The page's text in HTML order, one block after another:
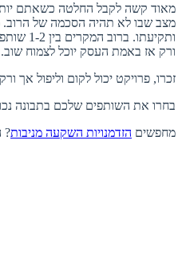
מצב שבו לא תהיה הסכמה של
ורק אז באמת העסק יוכל לצמוח שוב.
זכרו, פרויקט יכול לקום וליפול אך
בחרו את השותפים שלכם בתבונה
מחפשים הזדמנויות השקעה מניבות?